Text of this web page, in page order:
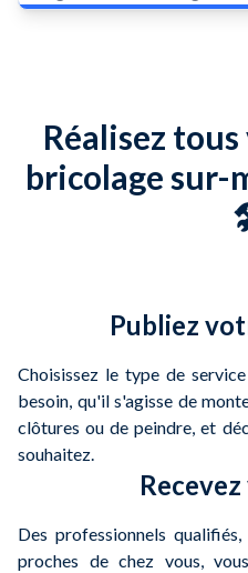
Réalisez
bricolage sur-
Publiez
Choisissez le type de
besoin, qu'il s'agisse de
clôtures ou de peindre, et
souhaitez.
Des professionnels
proches de chez vous,